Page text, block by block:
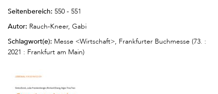
Seitenbereich: 550 - 551
Autor: Rauch-Kneer, Gabi
Schlagwort(e): Messe <Wirtschaft>, Frankfurter Buchmesse (73. :
2021 : Frankfurt am Main)